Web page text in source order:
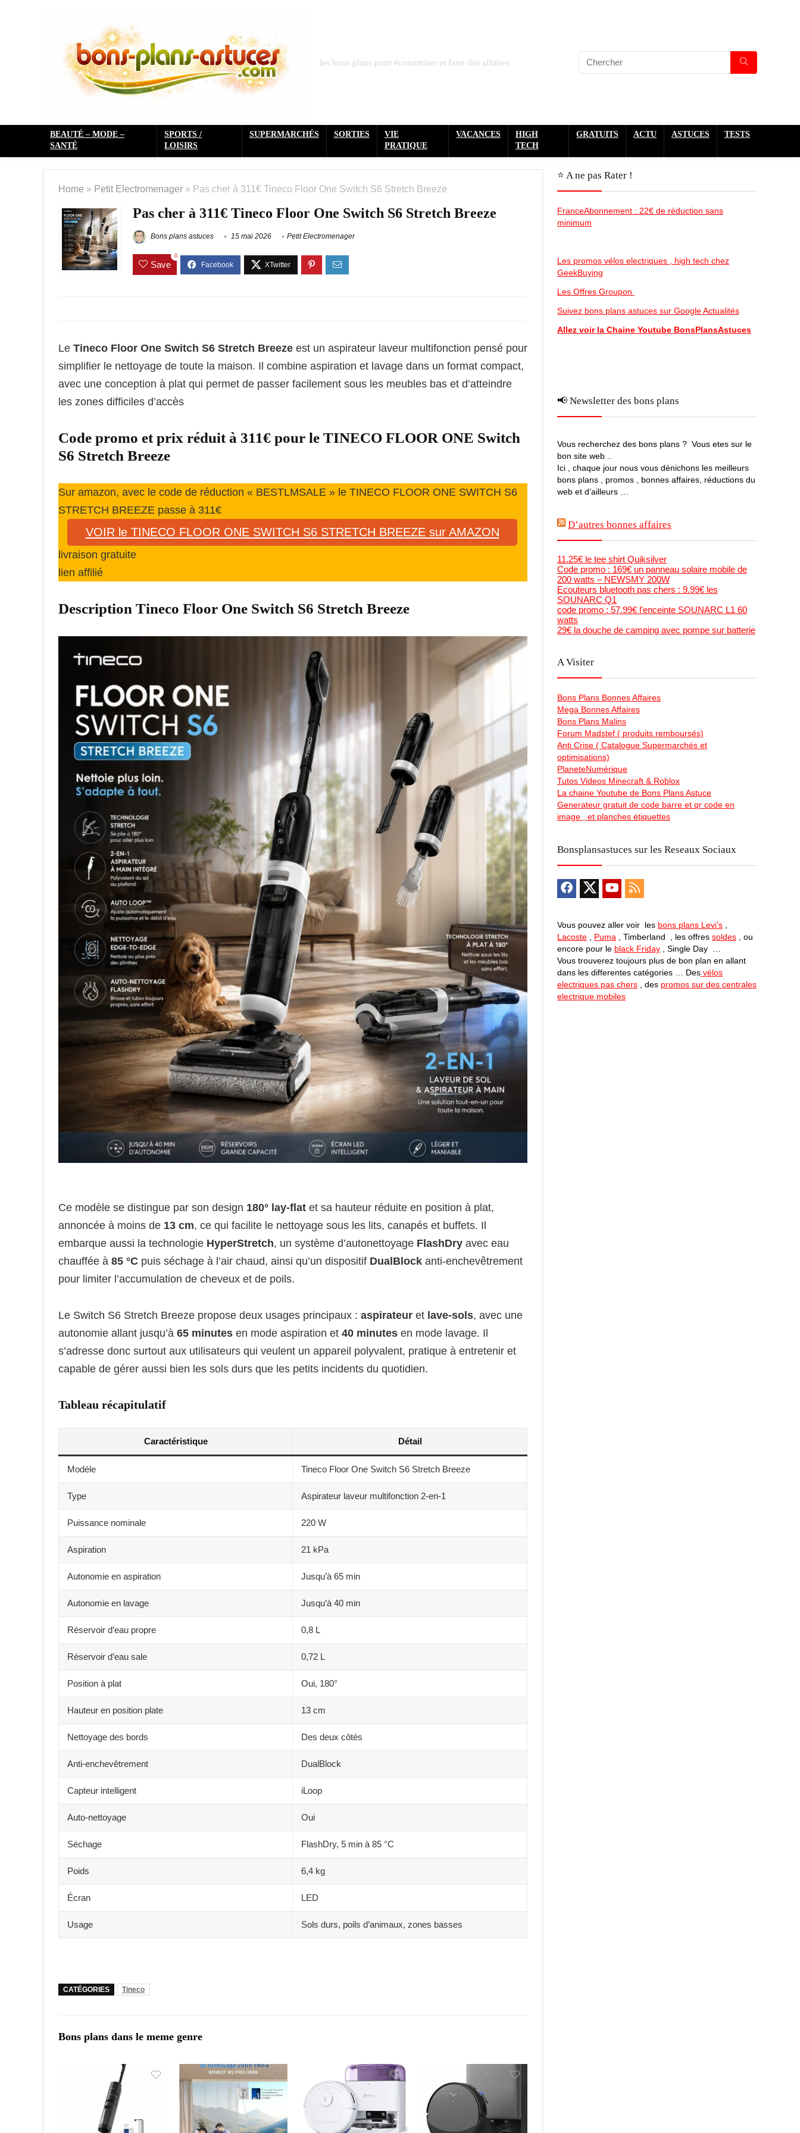
les bons plans pour économiser et faire des affaires
BEAUTÉ – MODE –
SANTÉ
SPORTS /
LOISIRS
SUPERMARCHÉS SORTIES
VIE
PRATIQUE
VACANCES
HIGH
TECH
GRATUITS ACTU ASTUCES TESTS
Home » Petit Electromenager » Pas cher à 311€ Tineco Floor One Switch S6 Stretch Breeze
Pas cher à 311€ Tineco Floor One Switch S6 Stretch Breeze
Bons plans astuces 15 mai 2026 Petit Electromenager
Save
0
Le Tineco Floor One Switch S6 Stretch Breeze est un aspirateur laveur multifonction pensé pour
simplifier le nettoyage de toute la maison. Il combine aspiration et lavage dans un format compact,
avec une conception à plat qui permet de passer facilement sous les meubles bas et d’atteindre
les zones difficiles d’accès
Code promo et prix réduit à 311€ pour le TINECO FLOOR ONE Switch
S6 Stretch Breeze
Sur amazon, avec le code de réduction « BESTLMSALE » le TINECO FLOOR ONE SWITCH S6
STRETCH BREEZE passe à 311€
VOIR le TINECO FLOOR ONE SWITCH S6 STRETCH BREEZE sur AMAZON
livraison gratuite
lien affilié
Description Tineco Floor One Switch S6 Stretch Breeze
Ce modèle se distingue par son design 180° lay-flat et sa hauteur réduite en position à plat,
annoncée à moins de 13 cm, ce qui facilite le nettoyage sous les lits, canapés et buffets. Il
embarque aussi la technologie HyperStretch, un système d’autonettoyage FlashDry avec eau
chauffée à 85 °C puis séchage à l’air chaud, ainsi qu’un dispositif DualBlock anti-enchevêtrement
pour limiter l’accumulation de cheveux et de poils.
Le Switch S6 Stretch Breeze propose deux usages principaux : aspirateur et lave-sols, avec une
autonomie allant jusqu’à 65 minutes en mode aspiration et 40 minutes en mode lavage. Il
s’adresse donc surtout aux utilisateurs qui veulent un appareil polyvalent, pratique à entretenir et
capable de gérer aussi bien les sols durs que les petits incidents du quotidien.
Tableau récapitulatif
Caractéristique Détail
Modèle Tineco Floor One Switch S6 Stretch Breeze
Type Aspirateur laveur multifonction 2-en-1
Puissance nominale 220 W
Aspiration 21 kPa
Autonomie en aspiration Jusqu’à 65 min
Autonomie en lavage Jusqu’à 40 min
Réservoir d’eau propre 0,8 L
Réservoir d’eau sale 0,72 L
Position à plat Oui, 180°
Hauteur en position plate 13 cm
Nettoyage des bords Des deux côtés
Anti-enchevêtrement DualBlock
Capteur intelligent iLoop
Auto-nettoyage Oui
Séchage FlashDry, 5 min à 85 °C
Poids 6,4 kg
Écran LED
Usage Sols durs, poils d’animaux, zones basses
CATÉGORIES Tineco
Bons plans dans le meme genre
⭐️ A ne pas Rater !
FranceAbonnement : 22€ de réduction sans
minimum
Les promos vélos electriques , high tech chez
GeekBuying
Les Offres Groupon
Suivez bons plans astuces sur Google Actualités
Allez voir la Chaine Youtube BonsPlansAstuces
📢 Newsletter des bons plans
Vous recherchez des bons plans ? Vous etes sur le
bon site web ..
Ici , chaque jour nous vous dénichons les meilleurs
bons plans , promos , bonnes affaires, réductions du
web et d’ailleurs …
D’autres bonnes affaires
11.25€ le tee shirt Quiksilver
Code promo : 169€ un panneau solaire mobile de
200 watts – NEWSMY 200W
Ecouteurs bluetooth pas chers : 9.99€ les
SOUNARC Q1
code promo : 57.99€ l’enceinte SOUNARC L1 60
watts
29€ la douche de camping avec pompe sur batterie
A Visiter
Bons Plans Bonnes Affaires
Mega Bonnes Affaires
Bons Plans Malins
Forum Madstef ( produits remboursés)
Anti Crise ( Catalogue Supermarchés et
optimisations)
PlaneteNumérique
Tutos Videos Minecraft & Roblox
La chaine Youtube de Bons Plans Astuce
Generateur gratuit de code barre et qr code en
image , et planches étiquettes
Bonsplansastuces sur les Reseaux Sociaux
Vous pouvez aller voir les bons plans Levi’s
Lacoste
Puma , Timberland , les offres soldes , ou
encore pour le black Friday , Single Day …
Vous trouverez toujours plus de bon plan en allant
dans les differentes catégories … Des vélos
electriques pas chers , des promos sur des centrales
electrique mobiles